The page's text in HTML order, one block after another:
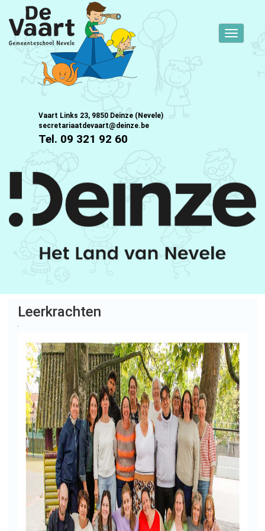
Vaart Links 23, 9850 Deinze (Nevele)
secretariaatdevaart@deinze.be
Tel. 09 321 92 60
Toggle
Leerkrachten